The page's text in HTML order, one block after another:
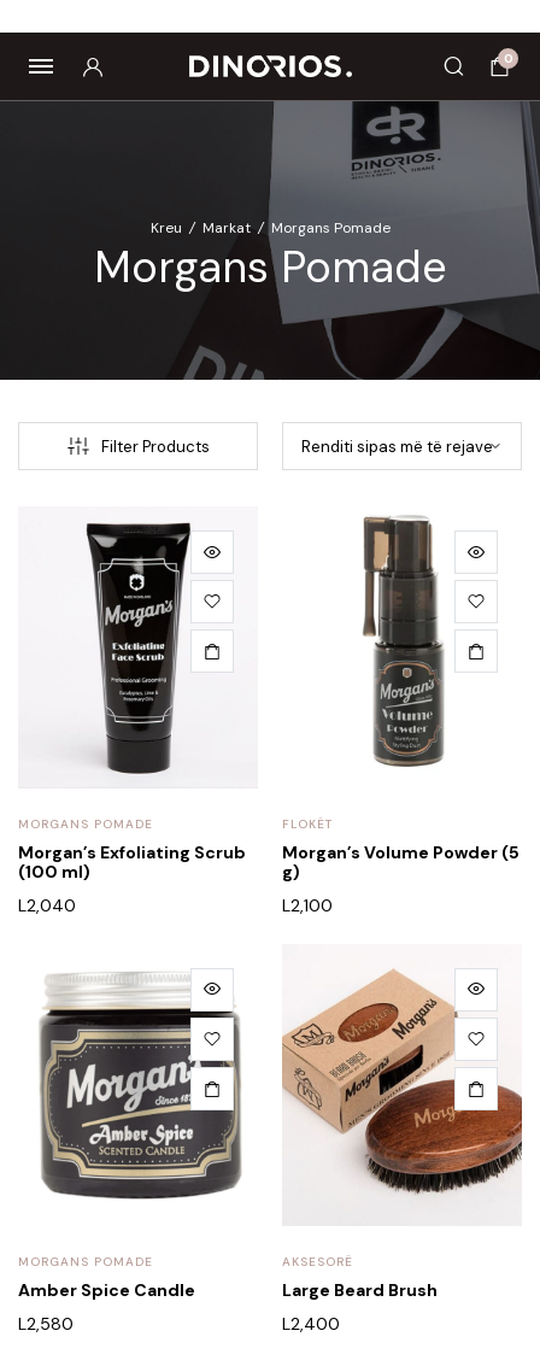
0
Kreu / Markat / Morgans Pomade
Morgans Pomade
Filter Products
MORGANS POMADE
Morgan’s Exfoliating Scrub
(100 ml)
L2,040
FLOKËT
Morgan’s Volume Powder (5
g)
L2,100
MORGANS POMADE
Amber Spice Candle
L2,580
AKSESORË
Large Beard Brush
L2,400